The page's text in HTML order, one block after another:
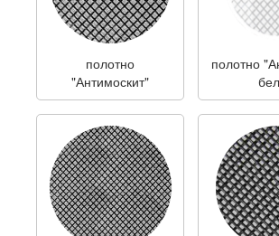
полотно
"Антимоскит"
полотно